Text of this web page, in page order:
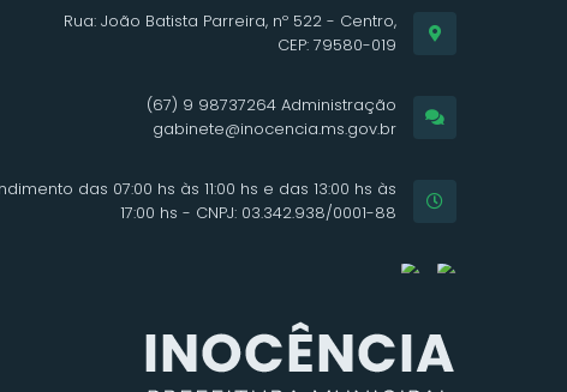
Rua: João Batista Parreira, nº 522 - Centro,
CEP: 79580-019
(67) 9 98737264 Administração
gabinete@inocencia.ms.gov.br
das 07:00 hs às 11:00 hs e das 13:00 hs às
17:00 hs - CNPJ: 03.342.938/0001-88